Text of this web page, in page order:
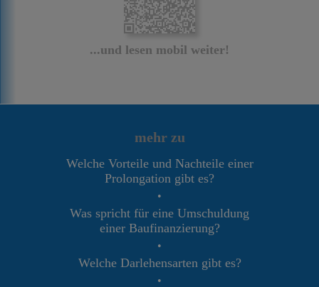
...und lesen mobil weiter!
mehr zu
Welche Vorteile und Nachteile einer
Prolongation gibt es?
•
Was spricht für eine Umschuldung
einer Baufinanzierung?
•
Welche Darlehensarten gibt es?
•